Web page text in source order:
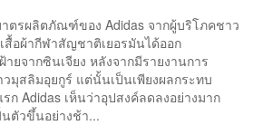
ตรผลิตภัณฑ์ของ Adidas จากผู้บริโภคชาว
อผ้ากีฬาสัญชาติเยอรมันได้ออก
ยจากซินเจียง หลังจากมีรายงานการ
มุสลิมอุยกูร์ แต่นั้นเป็นเพียงผลกระทบ
Adidas เห็นว่าอุปสงค์ลดลงอย่างมาก
ตัวขึ้นอย่างช้า...